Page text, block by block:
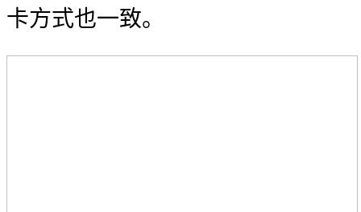
卡方式也一致。